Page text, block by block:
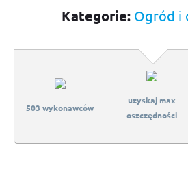
Kategorie: Ogród i
503 wykonawców
uzyskaj max
oszczędności